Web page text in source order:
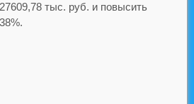
тыс. руб. и повысить